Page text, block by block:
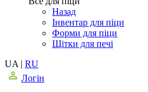
Назад
Інвентар для піци
Форми для піци
Щітки для печі
UA | RU
Логін